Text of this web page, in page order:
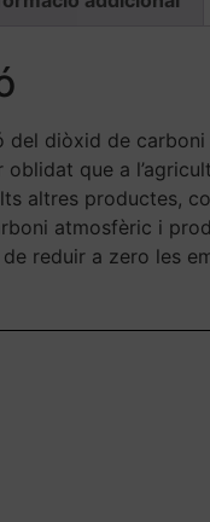
del diòxid de
oblidat que a
altres productes,
atmosfèric i
reduir a zero les